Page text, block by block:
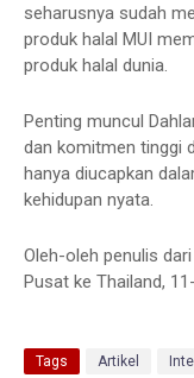
seharusnya sudah
produk halal MUI
produk halal dunia.
Penting muncul
dan komitmen tinggi
hanya diucapkan
kehidupan nyata.
Oleh-oleh penulis
Pusat ke Thailand,
Tags Artikel